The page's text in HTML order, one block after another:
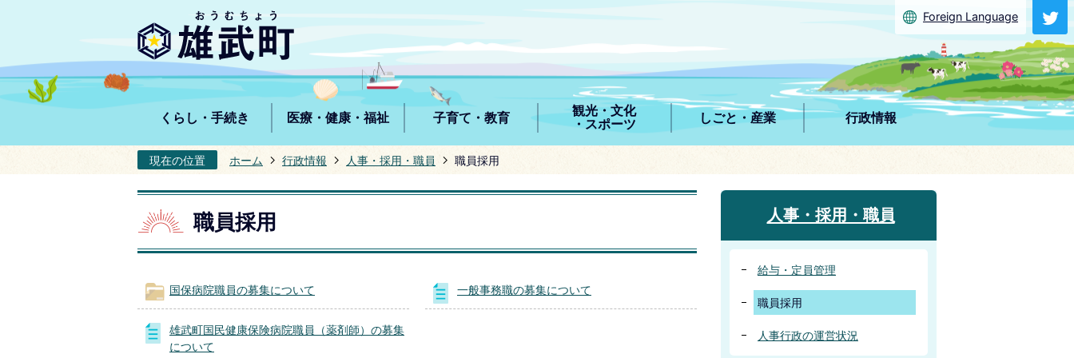
Foreign Language
くらし・手続き 医療・健康・福祉 子育て・教育
観光・文化
・スポーツ
しごと・産業 行政情報
現在の位置 ホーム 行政情報 人事・採用・職員 職員採用
職員採用
国保病院職員の募集について 一般事務職の募集について
雄武町国民健康保険病院職員（薬剤師）の募集
について
人事・採用・職員
給与・定員管理
職員採用
人事行政の運営状況